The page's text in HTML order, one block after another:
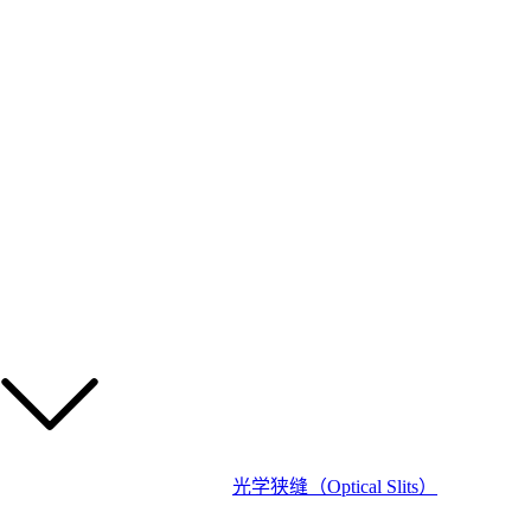
光学狭缝（Optical Slits）